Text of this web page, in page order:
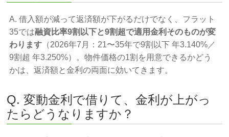
A. 借入額が減って返済額が下がるだけでなく、フラット
35では融資比率9割以下と9割超で適用金利そのものが変
わります （2026年7月：21〜35年で9割以下 年3.140%／
9割超 年3.250%）。物件価格の1割を用意できるかどう
かは、返済額と金利の両面に効いてきます。
Q. 変動金利で借りて、金利が上がっ
たらどうなりますか？